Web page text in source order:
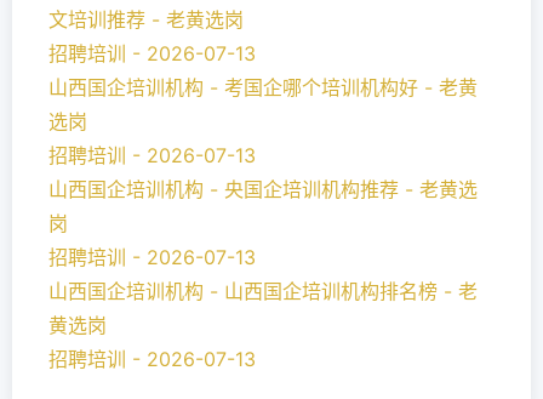
文培训推荐 - 老黄选岗
招聘培训 - 2026-07-13
山西国企培训机构 - 考国企哪个培训机构好 - 老黄
选岗
招聘培训 - 2026-07-13
山西国企培训机构 - 央国企培训机构推荐 - 老黄选
岗
招聘培训 - 2026-07-13
山西国企培训机构 - 山西国企培训机构排名榜 - 老
黄选岗
招聘培训 - 2026-07-13